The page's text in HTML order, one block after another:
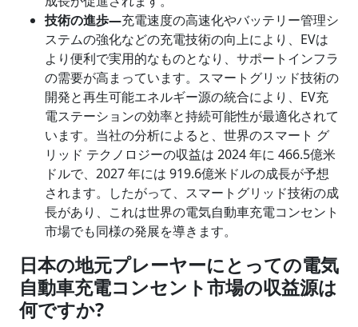
技術の進歩―充電速度の高速化やバッテリー管理シ
ステムの強化などの充電技術の向上により、EVは
より便利で実用的なものとなり、サポートインフラ
の需要が高まっています。スマートグリッド技術の
開発と再生可能エネルギー源の統合により、EV充
電ステーションの効率と持続可能性が最適化されて
います。当社の分析によると、世界のスマート グ
リッド テクノロジーの収益は 2024 年に 466.5億米
ドルで、2027 年には 919.6億米ドルの成長が予想
されます。したがって、スマートグリッド技術の成
長があり、これは世界の電気自動車充電コンセント
市場でも同様の発展を導きます。
日本の地元プレーヤーにとっての電気
自動車充電コンセント市場の収益源は
何ですか?